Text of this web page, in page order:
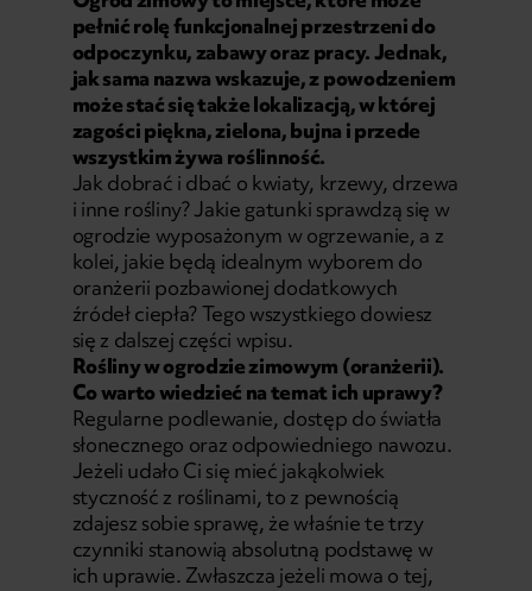
pełnić rolę funkcjonalnej przestrzeni do
odpoczynku, zabawy oraz pracy. Jednak,
jak sama nazwa wskazuje, z powodzeniem
może stać się także lokalizacją, w której
zagości piękna, zielona, bujna i przede
wszystkim żywa roślinność.
Jak dobrać i dbać o kwiaty, krzewy, drzewa
i inne rośliny? Jakie gatunki sprawdzą się w
ogrodzie wyposażonym w ogrzewanie, a z
kolei, jakie będą idealnym wyborem do
oranżerii pozbawionej dodatkowych
źródeł ciepła? Tego wszystkiego dowiesz
się z dalszej części wpisu.
Rośliny w ogrodzie zimowym (oranżerii).
Co warto wiedzieć na temat ich uprawy?
Regularne podlewanie, dostęp do światła
słonecznego oraz odpowiedniego nawozu.
Jeżeli udało Ci się mieć jakąkolwiek
styczność z roślinami, to z pewnością
zdajesz sobie sprawę, że właśnie te trzy
czynniki stanowią absolutną podstawę w
ich uprawie. Zwłaszcza jeżeli mowa o tej,